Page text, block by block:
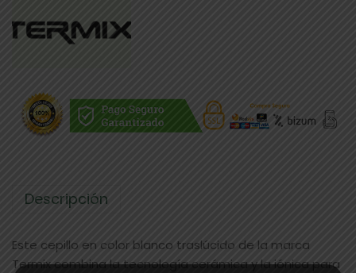
Descripción
Este cepillo en color blanco traslúcido de la marca
Termix combina la tecnología cerámica y la iónica para